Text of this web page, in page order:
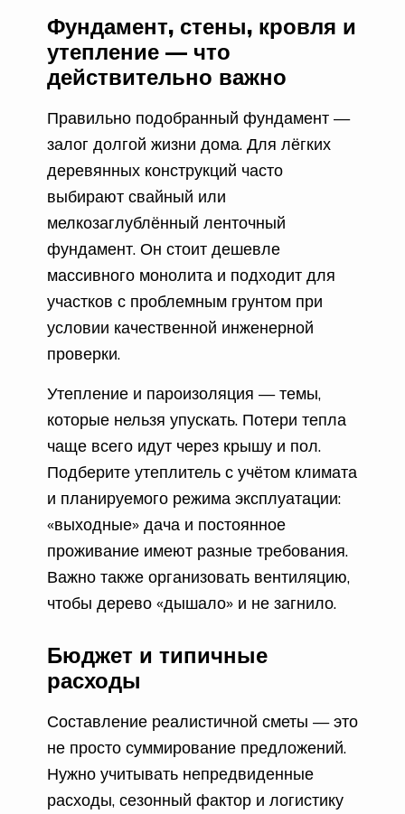
Фундамент, стены, кровля и
утепление — что
действительно важно
Правильно подобранный фундамент —
залог долгой жизни дома. Для лёгких
деревянных конструкций часто
выбирают свайный или
мелкозаглублённый ленточный
фундамент. Он стоит дешевле
массивного монолита и подходит для
участков с проблемным грунтом при
условии качественной инженерной
проверки.
Утепление и пароизоляция — темы,
которые нельзя упускать. Потери тепла
чаще всего идут через крышу и пол.
Подберите утеплитель с учётом климата
и планируемого режима эксплуатации:
«выходные» дача и постоянное
проживание имеют разные требования.
Важно также организовать вентиляцию,
чтобы дерево «дышало» и не загнило.
Бюджет и типичные
расходы
Составление реалистичной сметы — это
не просто суммирование предложений.
Нужно учитывать непредвиденные
расходы, сезонный фактор и логистику